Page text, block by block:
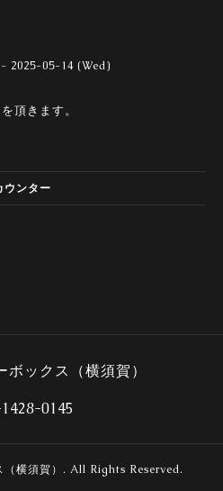
2025-05-14 (Wed)
頂きます。
ウンター
ボックス（横須賀）
0145
横須賀） . All Rights Reserved.